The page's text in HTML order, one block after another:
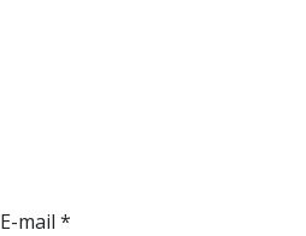
E-mail *